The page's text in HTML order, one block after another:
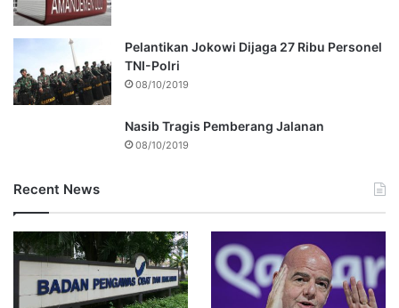
Pelantikan Jokowi Dijaga 27 Ribu Personel
TNI-Polri
08/10/2019
Nasib Tragis Pemberang Jalanan
08/10/2019
Recent News